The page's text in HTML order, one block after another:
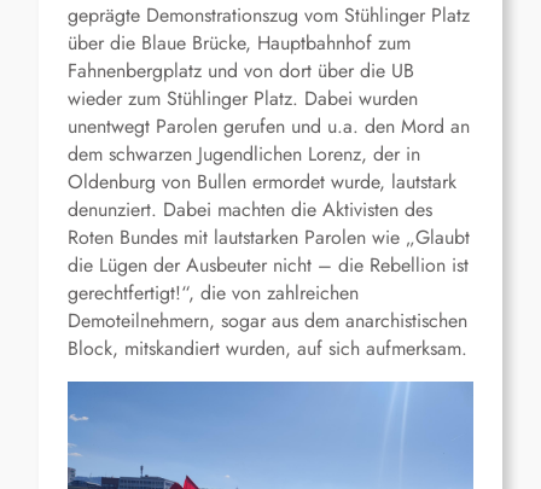
geprägte Demonstrationszug vom Stühlinger Platz
über die Blaue Brücke, Hauptbahnhof zum
Fahnenbergplatz und von dort über die UB
wieder zum Stühlinger Platz. Dabei wurden
unentwegt Parolen gerufen und u.a. den Mord an
dem schwarzen Jugendlichen Lorenz, der in
Oldenburg von Bullen ermordet wurde, lautstark
denunziert. Dabei machten die Aktivisten des
Roten Bundes mit lautstarken Parolen wie „Glaubt
die Lügen der Ausbeuter nicht – die Rebellion ist
gerechtfertigt!“, die von zahlreichen
Demoteilnehmern, sogar aus dem anarchistischen
Block, mitskandiert wurden, auf sich aufmerksam.